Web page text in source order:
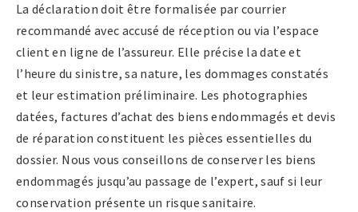
La déclaration doit être formalisée par courrier
recommandé avec accusé de réception ou via l’espace
client en ligne de l’assureur. Elle précise la date et
l’heure du sinistre, sa nature, les dommages constatés
et leur estimation préliminaire. Les photographies
datées, factures d’achat des biens endommagés et devis
de réparation constituent les pièces essentielles du
dossier. Nous vous conseillons de conserver les biens
endommagés jusqu’au passage de l’expert, sauf si leur
conservation présente un risque sanitaire.